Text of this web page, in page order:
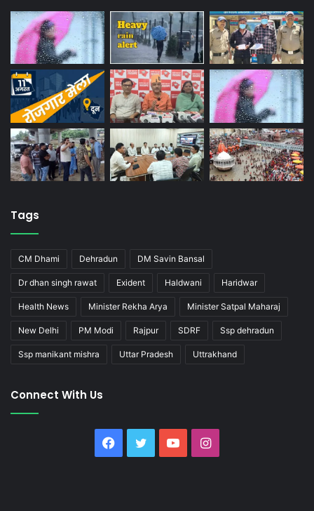
Tags
CM Dhami Dehradun DM Savin Bansal
Dr dhan singh rawat Exident Haldwani Haridwar
Health News Minister Rekha Arya Minister Satpal Maharaj
New Delhi PM Modi Rajpur SDRF Ssp dehradun
Ssp manikant mishra Uttar Pradesh Uttrakhand
Connect With Us
Facebook
Twitter YouTubeInstagram